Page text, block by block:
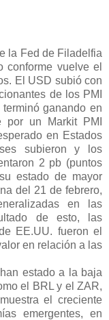
la Fed de Filadelfia
conforme vuelve el
El USD subió con
de los PMI
ganando en
por un Markit PMI
en Estados
subieron y los
2 pb (puntos
estado de mayor
del 21 de febrero,
en las
de esto, las
EE.UU. fueron el
en relación a las
estado a la baja
el BRL y el ZAR,
el creciente
emergentes, en